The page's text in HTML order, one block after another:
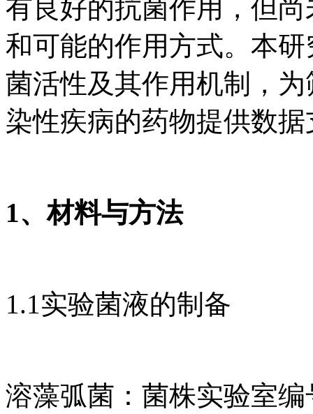
有良好的抗菌作用，但
和可能的作用方式。本
菌活性及其作用机制，
染性疾病的药物提供数据
1、材料与方法
1.1实验菌液的制备
溶藻弧菌：菌株实验室